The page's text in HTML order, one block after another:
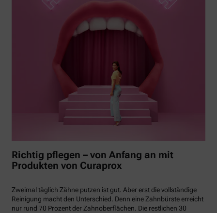
Richtig pflegen – von Anfang an mit
Produkten von Curaprox
Zweimal täglich Zähne putzen ist gut. Aber erst die vollständige
Reinigung macht den Unterschied. Denn eine Zahnbürste erreicht
nur rund 70 Prozent der Zahnoberflächen. Die restlichen 30